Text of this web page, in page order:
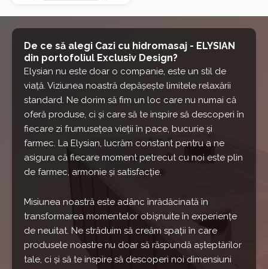
De ce să alegi Cazi cu hidromasaj - ELYSIAN
din portofoliul Exclusiv Design?
Elysian nu este doar o companie, este un stil de
viață. Viziunea noastră depășește limitele relaxării
standard. Ne dorim să fim un loc care nu numai că
oferă produse, ci și care să te inspire să descoperi în
fiecare zi frumusețea vieții în pace, bucurie și
farmec. La Elysian, lucrăm constant pentru a ne
asigura că fiecare moment petrecut cu noi este plin
de farmec, armonie și satisfacție.
Misiunea noastră este adânc înrădăcinată în
transformarea momentelor obișnuite în experiențe
de neuitat. Ne străduim să creăm spații în care
produsele noastre nu doar să răspundă așteptărilor
tale, ci și să te inspire să descoperi noi dimensiuni